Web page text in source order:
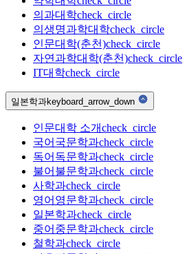
의과대학check_circle
의생명과학대학check_circle
인문대학(춘천)check_circle
자연과학대학(춘천)check_circle
IT대학check_circle
일본학과keyboard_arrow_down
인문대학 소개check_circle
국어국문학과check_circle
독어독문학과check_circle
불어불문학과check_circle
사학과check_circle
영어영문학과check_circle
일본학과check_circle
중어중문학과check_circle
철학과check_circle